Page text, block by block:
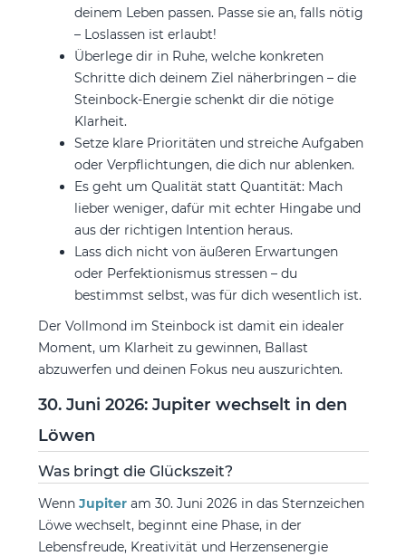
deinem Leben passen. Passe sie an, falls nötig
– Loslassen ist erlaubt!
Überlege dir in Ruhe, welche konkreten
Schritte dich deinem Ziel näherbringen – die
Steinbock-Energie schenkt dir die nötige
Klarheit.
Setze klare Prioritäten und streiche Aufgaben
oder Verpflichtungen, die dich nur ablenken.
Es geht um Qualität statt Quantität: Mach
lieber weniger, dafür mit echter Hingabe und
aus der richtigen Intention heraus.
Lass dich nicht von äußeren Erwartungen
oder Perfektionismus stressen – du
bestimmst selbst, was für dich wesentlich ist.
Der Vollmond im Steinbock ist damit ein idealer
Moment, um Klarheit zu gewinnen, Ballast
abzuwerfen und deinen Fokus neu auszurichten.
30. Juni 2026: Jupiter wechselt in den
Löwen
Was bringt die Glückszeit?
Wenn Jupiteram 30. Juni 2026 in das Sternzeichen
Löwe wechselt, beginnt eine Phase, in der
Lebensfreude, Kreativität und Herzensenergie